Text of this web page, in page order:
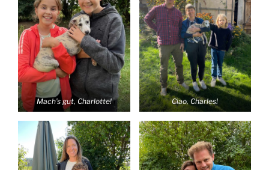
Mach’s gut, Charlotte! Ciao, Charles!